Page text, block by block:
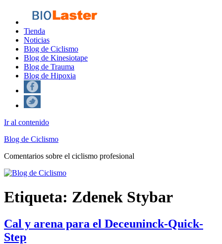
Tienda
Noticias
Blog de Ciclismo
Blog de Kinesiotape
Blog de Trauma
Blog de Hipoxia
Ir al contenido
Blog de Ciclismo
Comentarios sobre el ciclismo profesional
Etiqueta: Zdenek Stybar
Cal y arena para el Deceuninck-Quick-
Step